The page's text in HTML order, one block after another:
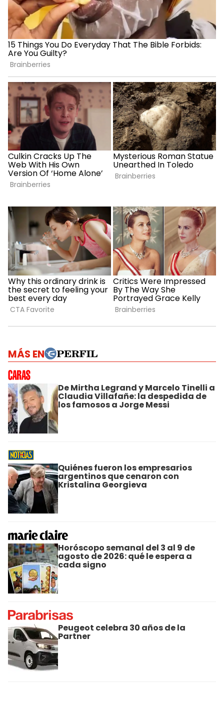
MÁS EN
De Mirtha Legrand y Marcelo Tinelli a
Claudia Villafañe: la despedida de
los famosos a Jorge Messi
Quiénes fueron los empresarios
argentinos que cenaron con
Kristalina Georgieva
Horóscopo semanal del 3 al 9 de
agosto de 2026: qué le espera a
cada signo
Peugeot celebra 30 años de la
Partner